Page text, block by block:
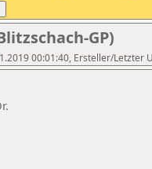
GP)
00:01:40, Ersteller/Letzter